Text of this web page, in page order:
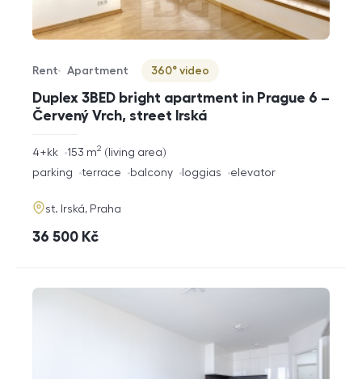
Duplex 3BED bright apartment in Prague 6 –
Červený Vrch, street Irská
Offer type
Rent
Property type
Apartment
Virtuální prohlídka
360° video
rozměry
disposition
4+kk living area
153 m2
funkce
parking terrace balcony loggias elevator
adresa
st. Irská, Praha
cena
36 500 Kč